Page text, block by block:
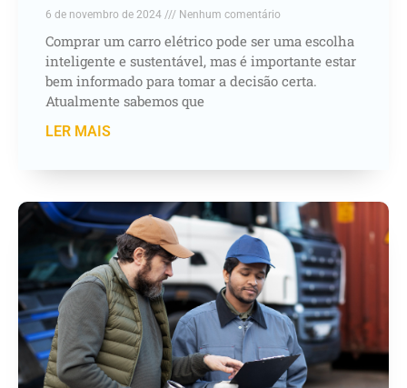
6 de novembro de 2024 Nenhum comentário
Comprar um carro elétrico pode ser uma escolha
inteligente e sustentável, mas é importante estar
bem informado para tomar a decisão certa.
Atualmente sabemos que
LER MAIS